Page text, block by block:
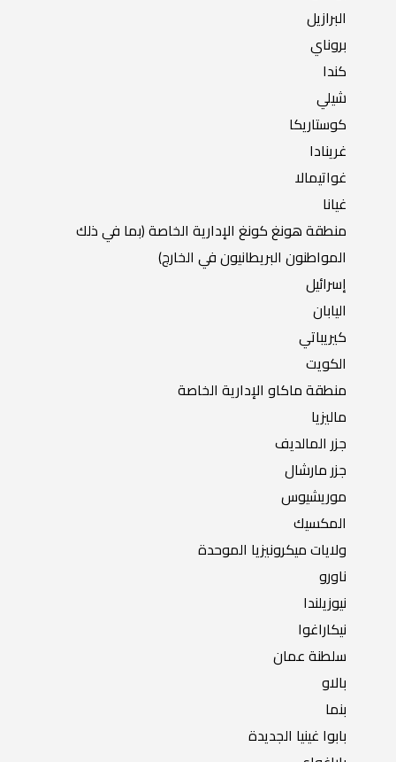
البرازيل
بروناي
كندا
شيلي
كوستاريكا
غرينادا
غواتيمالا
غيانا
منطقة هونغ كونغ الإدارية الخاصة (بما في ذلك
المواطنون البريطانيون في الخارج)
إسرائيل
اليابان
كيريباتي
الكويت
منطقة ماكاو الإدارية الخاصة
ماليزيا
جزر المالديف
جزر مارشال
موريشيوس
المكسيك
ولايات ميكرونيزيا الموحدة
ناورو
نيوزيلندا
نيكاراغوا
سلطنة عمان
بالاو
بنما
بابوا غينيا الجديدة